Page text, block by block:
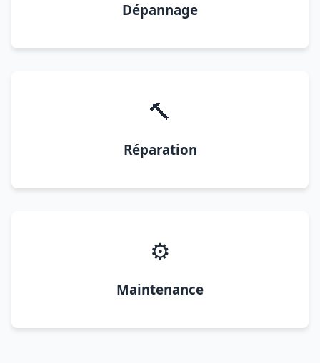
Dépannage
🔨
Réparation
⚙️
Maintenance